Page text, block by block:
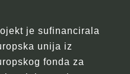
je sufinancirala
unija iz
fonda za